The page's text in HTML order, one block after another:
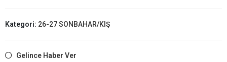
Kategori: 26-27 SONBAHAR/KIŞ
Gelince Haber Ver